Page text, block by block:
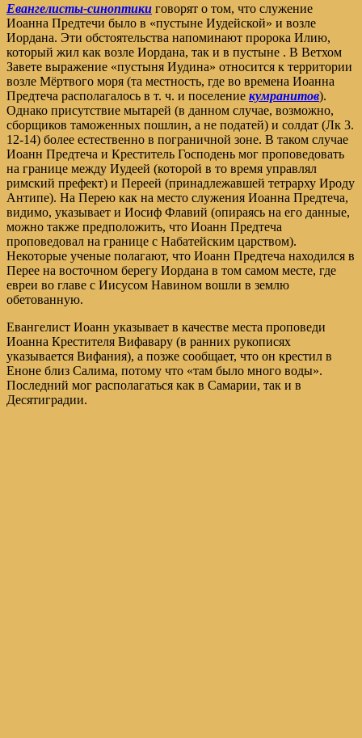
Евангелисты-синоптики говорят о том, что служение
Иоанна Предтечи было в «пустыне Иудейской» и возле
Иордана. Эти обстоятельства напоминают пророка Илию,
который жил как возле Иордана, так и в пустыне . В Ветхом
Завете выражение «пустыня Иудина» относится к территории
возле Мёртвого моря (та местность, где во времена Иоанна
Предтеча располагалось в т. ч. и поселение кумранитов).
Однако присутствие мытарей (в данном случае, возможно,
сборщиков таможенных пошлин, а не податей) и солдат (Лк 3.
12-14) более естественно в пограничной зоне. В таком случае
Иоанн Предтеча и Креститель Господень мог проповедовать
на границе между Иудеей (которой в то время управлял
римский префект) и Переей (принадлежавшей тетрарху Ироду
Антипе). На Перею как на место служения Иоанна Предтеча,
видимо, указывает и Иосиф Флавий (опираясь на его данные,
можно также предположить, что Иоанн Предтеча
проповедовал на границе с Набатейским царством).
Некоторые ученые полагают, что Иоанн Предтеча находился в
Перее на восточном берегу Иордана в том самом месте, где
евреи во главе с Иисусом Навином вошли в землю
обетованную.
Евангелист Иоанн указывает в качестве места проповеди
Иоанна Крестителя Вифавару (в ранних рукописях
указывается Вифания), а позже сообщает, что он крестил в
Еноне близ Салима, потому что «там было много воды».
Последний мог располагаться как в Самарии, так и в
Десятиградии.